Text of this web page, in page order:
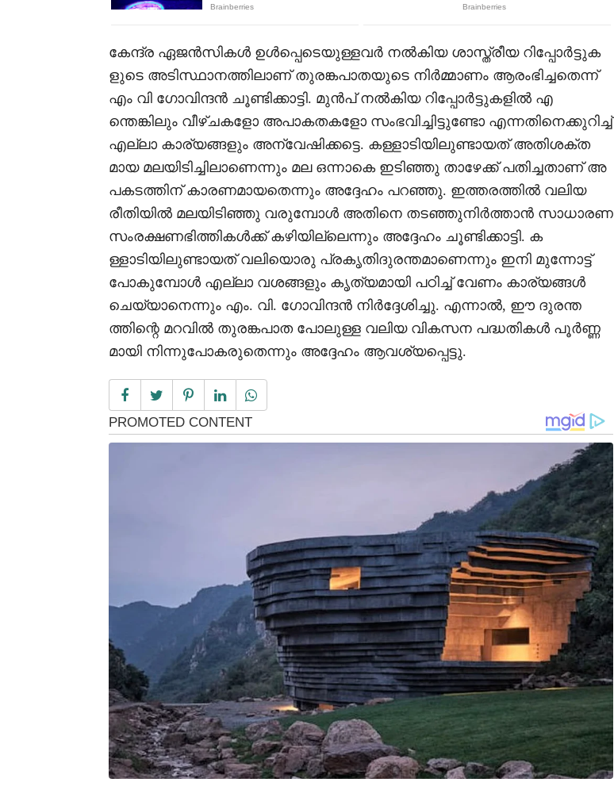
കേന്ദ്ര ഏജൻസികൾ ഉൾപ്പെടെയുള്ളവർ നൽകിയ ശാസ്ത്രീയ റിപ്പോർട്ടുക
ളുടെ അടിസ്ഥാനത്തിലാണ് തുരങ്കപാതയുടെ നിർമ്മാണം ആരംഭിച്ചതെന്ന്
എം വി ഗോവിന്ദൻ ചൂണ്ടിക്കാട്ടി. മുൻപ് നൽകിയ റിപ്പോർട്ടുകളിൽ എ
ന്തെങ്കിലും വീഴ്ചകളോ അപാകതകളോ സംഭവിച്ചിട്ടുണ്ടോ എന്നതിനെക്കുറിച്ച്
എല്ലാ കാര്യങ്ങളും അന്വേഷിക്കട്ടെ. കള്ളാടിയിലുണ്ടായത് അതിശക്ത
മായ മലയിടിച്ചിലാണെന്നും മല ഒന്നാകെ ഇടിഞ്ഞു താഴേക്ക് പതിച്ചതാണ് അ
പകടത്തിന് കാരണമായതെന്നും അദ്ദേഹം പറഞ്ഞു. ഇത്തരത്തിൽ വലിയ
രീതിയിൽ മലയിടിഞ്ഞു വരുമ്പോൾ അതിനെ തടഞ്ഞുനിർത്താൻ സാധാരണ
സംരക്ഷണഭിത്തികൾക്ക് കഴിയില്ലെന്നും അദ്ദേഹം ചൂണ്ടിക്കാട്ടി. ക
ള്ളാടിയിലുണ്ടായത് വലിയൊരു പ്രകൃതിദുരന്തമാണെന്നും ഇനി മുന്നോട്ട്
പോകുമ്പോൾ എല്ലാ വശങ്ങളും കൃത്യമായി പഠിച്ച് വേണം കാര്യങ്ങൾ
ചെയ്യാനെന്നും എം. വി. ഗോവിന്ദൻ നിർദ്ദേശിച്ചു. എന്നാൽ, ഈ ദുരന്ത
ത്തിന്റെ മറവിൽ തുരങ്കപാത പോലുള്ള വലിയ വികസന പദ്ധതികൾ പൂർണ്ണ
മായി നിന്നുപോകരുതെന്നും അദ്ദേഹം ആവശ്യപ്പെട്ടു.